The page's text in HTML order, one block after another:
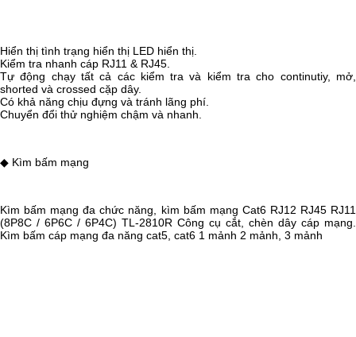
Hiển thị tình trạng hiển thị LED hiển thị.
Kiểm tra nhanh cáp RJ11 & RJ45.
Tự động chạy tất cả các kiểm tra và kiểm tra cho continutiy, mở,
shorted và crossed cặp dây.
Có khả năng chịu đựng và tránh lãng phí.
Chuyển đổi thử nghiệm chậm và nhanh.
◆ Kìm bấm mạng
Kìm bấm mạng đa chức năng, kìm bấm mạng Cat6 RJ12 RJ45 RJ11
(8P8C / 6P6C / 6P4C) TL-2810R Công cụ cắt, chèn dây cáp mạng.
Kìm bấm cáp mạng đa năng cat5, cat6 1 mảnh 2 mảnh, 3 mảnh